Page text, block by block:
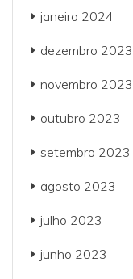
janeiro 2024
dezembro 2023
novembro 2023
outubro 2023
setembro 2023
agosto 2023
julho 2023
junho 2023